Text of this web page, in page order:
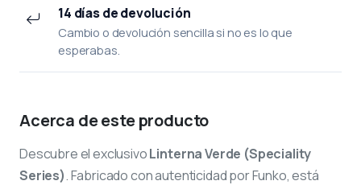
14 días de devolución
Cambio o devolución sencilla si no es lo que
esperabas.
Acerca de este producto
Descubre el exclusivoLinterna Verde (Speciality
Series). Fabricado con autenticidad por Funko, está